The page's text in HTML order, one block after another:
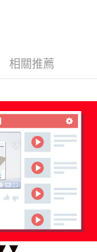
取法律行動。
相關推薦